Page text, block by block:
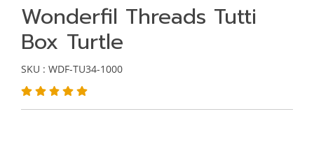
Wonderfil Threads Tutti
Box Turtle
SKU : WDF-TU34-1000